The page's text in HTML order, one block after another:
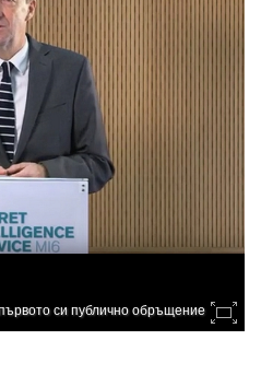
си публично обръщение